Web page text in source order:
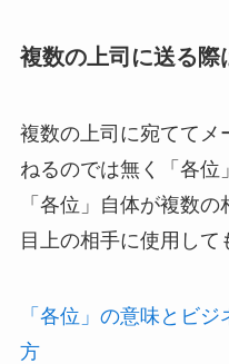
複数の上司に送る際
複数の上司に宛ててメ
ねるのでは無く「各位
「各位」自体が複数
目上の相手に使用して
「各位」の意味とビ
方